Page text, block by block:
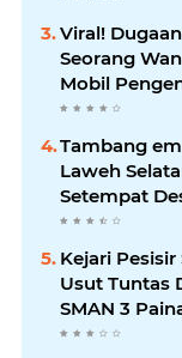
MERAJALELA
Viral!
Seorang
Mobil
Khatib
Tambang
Laweh
Setempat
Tuntas
Kejari
Usut Tuntas
SMAN 3
Inspektorat